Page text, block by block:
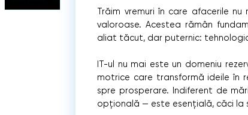
Trăim vremuri în care afacerile
valoroase. Acestea rămân
aliat tăcut, dar puternic:
IT-ul nu mai este un domeniu
motrice care transformă ideile în
spre prosperare. Indiferent de
opțională — este esențială, căci la